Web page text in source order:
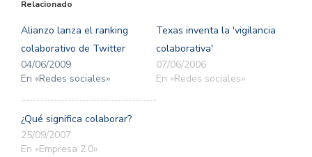
abre
una
ventana
nueva)
una
ventana
nueva)
Relacionado
Alianzo lanza el ranking
colaborativo de Twitter
04/06/2009
En «Redes sociales»
Texas inventa la 'vigilancia
colaborativa'
07/06/2006
En «Redes sociales»
¿Qué significa colaborar?
25/09/2007
En «Empresa 2.0»